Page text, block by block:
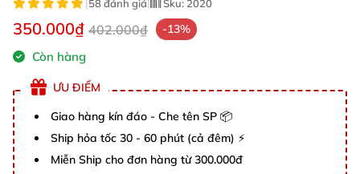
|58 đánh giá| Sku: 2020
350.000₫ 402.000₫ -13%
Còn hàng
ƯU ĐIỂM
Giao hàng kín đáo - Che tên SP 📦
Ship hỏa tốc 30 - 60 phút (cả đêm) ⚡
Miễn Ship cho đơn hàng từ 300.000đ